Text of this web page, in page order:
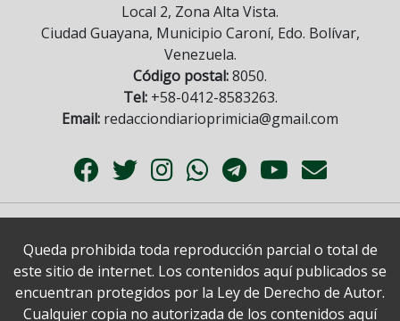
Local 2, Zona Alta Vista.
Ciudad Guayana, Municipio Caroní, Edo. Bolívar,
Venezuela.
Código postal:8050.
Tel:+58-0412-8583263.
Email: redacciondiarioprimicia@gmail.com
Queda prohibida toda reproducción parcial o total de
este sitio de internet. Los contenidos aquí publicados se
encuentran protegidos por la Ley de Derecho de Autor.
Cualquier copia no autorizada de los contenidos aquí